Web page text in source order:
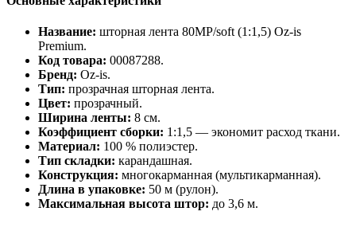
Название: шторная лента 80MP/soft (1:1,5) Oz‑is
Premium.
Код товара: 00087288.
Бренд: Oz‑is.
Тип: прозрачная шторная лента.
Цвет: прозрачный.
Ширина ленты: 8 см.
Коэффициент сборки: 1:1,5 — экономит расход ткани.
Материал: 100 % полиэстер.
Тип складки: карандашная.
Конструкция: многокарманная (мультикарманная).
Длина в упаковке: 50 м (рулон).
Максимальная высота штор: до 3,6 м.